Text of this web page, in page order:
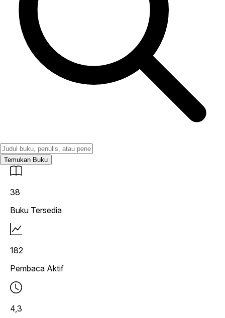
Temukan Buku
38
Buku Tersedia
182
Pembaca Aktif
4,3